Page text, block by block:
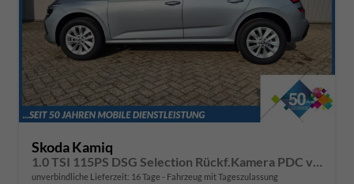
Skoda Kamiq
unverbindliche Lieferzeit: 16 Tage Fahrzeug mit Tageszulassung